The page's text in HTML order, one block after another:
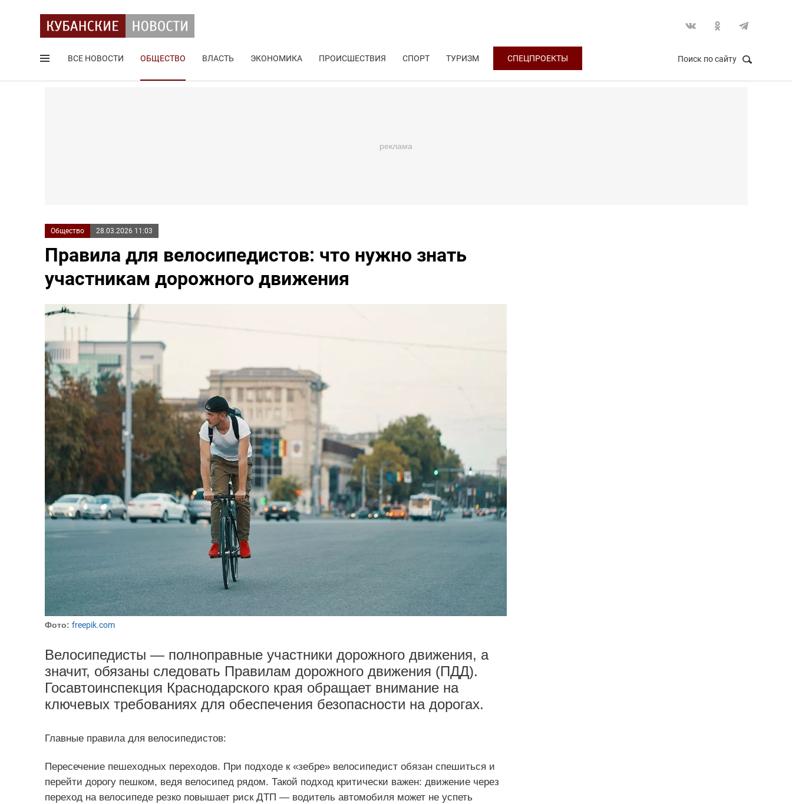
ВСЕ НОВОСТИ ОБЩЕСТВО ВЛАСТЬ ЭКОНОМИКА ПРОИСШЕСТВИЯ СПОРТ ТУРИЗМ СПЕЦПРОЕКТЫ Поиск по сайту
Общество 28.03.2026 11:03
Правила для велосипедистов: что нужно знать
участникам дорожного движения
Фото: freepik.com
Велосипедисты — полноправные участники дорожного движения, а
значит, обязаны следовать Правилам дорожного движения (ПДД).
Госавтоинспекция Краснодарского края обращает внимание на
ключевых требованиях для обеспечения безопасности на дорогах.
Главные правила для велосипедистов:
Пересечение пешеходных переходов. При подходе к «зебре» велосипедист обязан спешиться и
перейти дорогу пешком, ведя велосипед рядом. Такой подход критически важен: движение через
переход на велосипеде резко повышает риск ДТП — водитель автомобиля может не успеть